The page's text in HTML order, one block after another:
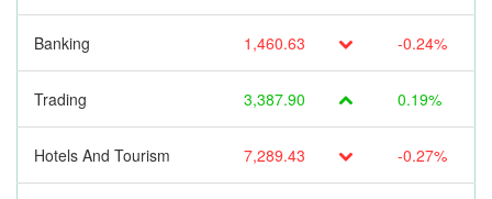
Banking 1,460.63 -0.24%
Trading 3,387.90 0.19%
Hotels And Tourism 7,289.43 -0.27%